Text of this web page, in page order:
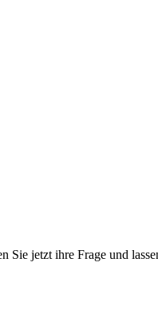
Sie jetzt ihre Frage und